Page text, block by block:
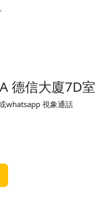
德信大廈7D室
whatsapp 視象通話